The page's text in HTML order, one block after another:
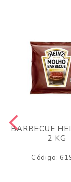
BARBECUE
2 KG
Código: